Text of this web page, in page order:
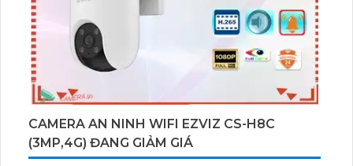
CAMERA AN NINH WIFI EZVIZ CS-H8C
(3MP,4G) ĐANG GIẢM GIÁ